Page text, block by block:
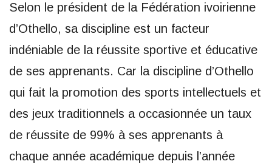
Selon le président de la Fédération ivoirienne
d’Othello, sa discipline est un facteur
indéniable de la réussite sportive et éducative
de ses apprenants. Car la discipline d’Othello
qui fait la promotion des sports intellectuels et
des jeux traditionnels a occasionnée un taux
de réussite de 99% à ses apprenants à
chaque année académique depuis l’année